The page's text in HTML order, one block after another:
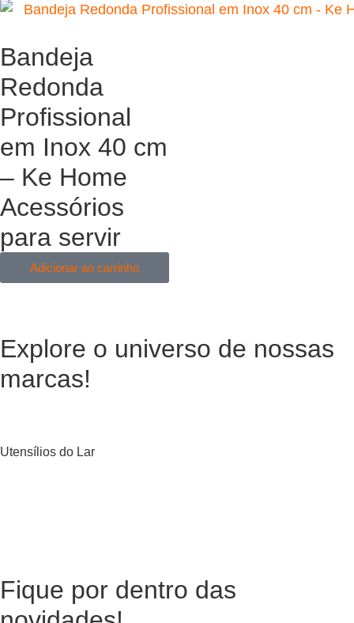
Bandeja
Redonda
Profissional
em Inox 40 cm
– Ke Home
Acessórios
para servir
Adicionar ao carrinho
Explore o universo de nossas
marcas!
Utensílios do Lar
Fique por dentro das